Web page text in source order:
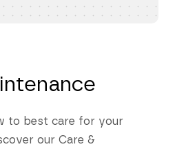
to best care for your
our Care &